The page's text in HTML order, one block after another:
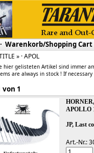
· Warenkorb/Shopping Cart
» · APOL
hier gelisteten Artikel sind immer
are always in stock ! If
1 von 1
APOLLO
JP, Last
Art.-Nr.: